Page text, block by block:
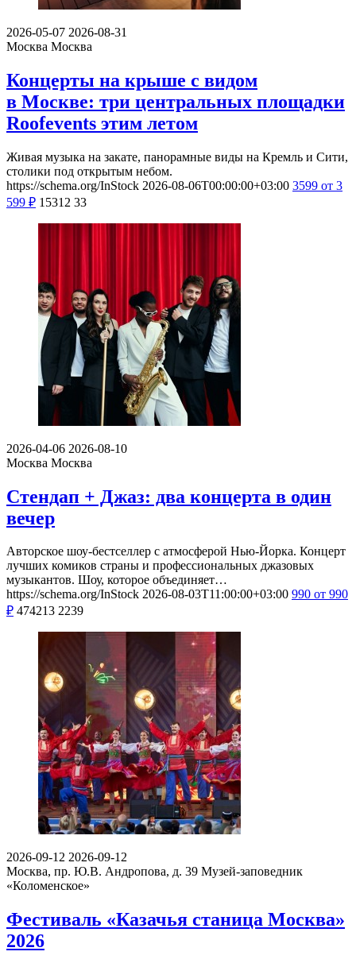
2026-05-07 2026-08-31
Москва Москва
Концерты на крыше с видом
в Москве: три центральных площадки
Roofevents этим летом
Живая музыка на закате, панорамные виды на Кремль и Сити,
столики под открытым небом.
https://schema.org/InStock 2026-08-06T00:00:00+03:00 3599 от 3
599 ₽ 15312 33
2026-04-06 2026-08-10
Москва Москва
Стендап + Джаз: два концерта в один
вечер
Авторское шоу-бестселлер с атмосферой Нью-Йорка. Концерт
лучших комиков страны и профессиональных джазовых
музыкантов. Шоу, которое объединяет…
https://schema.org/InStock 2026-08-03T11:00:00+03:00 990 от 990
₽ 474213 2239
2026-09-12 2026-09-12
Москва, пр. Ю.В. Андропова, д. 39 Музей-заповедник
«Коломенское»
Фестиваль «Казачья станица Москва»
2026